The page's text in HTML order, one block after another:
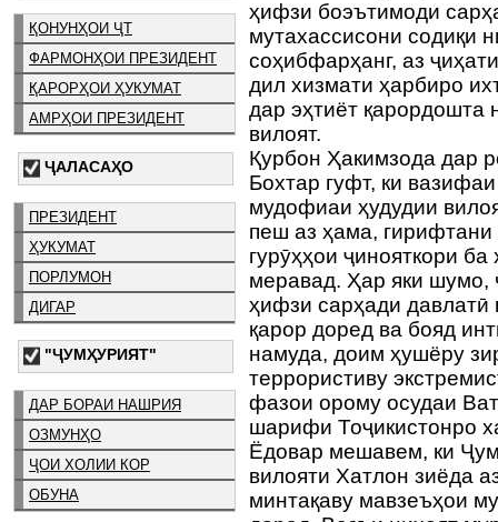
ҚОНУНҲОИ ҶТ
ФАРМОНҲОИ ПРЕЗИДЕНТ
ҚАРОРҲОИ ҲУКУМАТ
АМРҲОИ ПРЕЗИДЕНТ
ҶАЛАСАҲО
ПРЕЗИДЕНТ
ҲУКУМАТ
ПОРЛУМОН
ДИГАР
"ҶУМҲУРИЯТ"
ДАР БОРАИ НАШРИЯ
ОЗМУНҲО
ҶОИ ХОЛИИ КОР
ОБУНА
ҳифзи боэътимоди
мутахассисони содиқи
соҳибфарҳанг, аз
дил хизмати ҳарбиро
дар эҳтиёт қарордошта
вилоят.
Қурбон Ҳакимзода дар
Бохтар гуфт, ки
мудофиаи ҳудудии
пеш аз ҳама,
гурӯҳҳои ҷинояткори
меравад. Ҳар яки
ҳифзи сарҳади давлатӣ
қарор доред ва бояд
намуда, доим ҳушёру
террористиву
фазои орому осудаи
шарифи Тоҷикистонро
Ёдовар мешавем, ки
вилояти Хатлон зиёда
минтақаву мавзеъҳои